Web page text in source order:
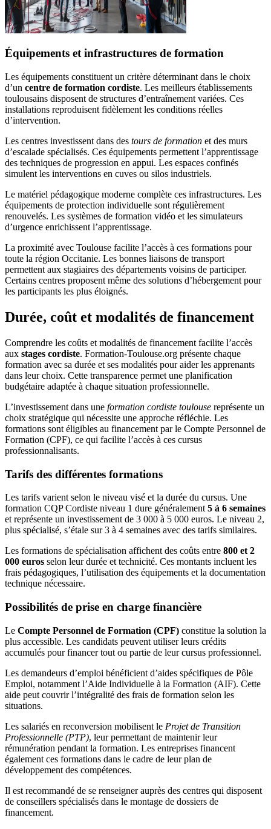
Équipements et infrastructures de formation
Les équipements constituent un critère déterminant dans le choix
d’un centre de formation cordiste. Les meilleurs établissements
toulousains disposent de structures d’entraînement variées. Ces
installations reproduisent fidèlement les conditions réelles
d’intervention.
Les centres investissent dans des tours de formation et des murs
d’escalade spécialisés. Ces équipements permettent l’apprentissage
des techniques de progression en appui. Les espaces confinés
simulent les interventions en cuves ou silos industriels.
Le matériel pédagogique moderne complète ces infrastructures. Les
équipements de protection individuelle sont régulièrement
renouvelés. Les systèmes de formation vidéo et les simulateurs
d’urgence enrichissent l’apprentissage.
La proximité avec Toulouse facilite l’accès à ces formations pour
toute la région Occitanie. Les bonnes liaisons de transport
permettent aux stagiaires des départements voisins de participer.
Certains centres proposent même des solutions d’hébergement pour
les participants les plus éloignés.
Durée, coût et modalités de financement
Comprendre les coûts et modalités de financement facilite l’accès
aux stages cordiste. Formation-Toulouse.org présente chaque
formation avec sa durée et ses modalités pour aider les apprenants
dans leur choix. Cette transparence permet une planification
budgétaire adaptée à chaque situation professionnelle.
L’investissement dans une formation cordiste toulouse représente un
choix stratégique qui nécessite une approche réfléchie. Les
formations sont éligibles au financement par le Compte Personnel de
Formation (CPF), ce qui facilite l’accès à ces cursus
professionnalisants.
Tarifs des différentes formations
Les tarifs varient selon le niveau visé et la durée du cursus. Une
formation CQP Cordiste niveau 1 dure généralement 5 à 6 semaines
et représente un investissement de 3 000 à 5 000 euros. Le niveau 2,
plus spécialisé, s’étale sur 3 à 4 semaines avec des tarifs similaires.
Les formations de spécialisation affichent des coûts entre 800 et 2
000 euros selon leur durée et technicité. Ces montants incluent les
frais pédagogiques, l’utilisation des équipements et la documentation
technique nécessaire.
Possibilités de prise en charge financière
Le Compte Personnel de Formation (CPF) constitue la solution la
plus accessible. Les candidats peuvent utiliser leurs crédits
accumulés pour financer tout ou partie de leur cursus professionnel.
Les demandeurs d’emploi bénéficient d’aides spécifiques de Pôle
Emploi, notamment l’Aide Individuelle à la Formation (AIF). Cette
aide peut couvrir l’intégralité des frais de formation selon les
situations.
Les salariés en reconversion mobilisent le Projet de Transition
Professionnelle (PTP), leur permettant de maintenir leur
rémunération pendant la formation. Les entreprises financent
également ces formations dans le cadre de leur plan de
développement des compétences.
Il est recommandé de se renseigner auprès des centres qui disposent
de conseillers spécialisés dans le montage de dossiers de
financement.